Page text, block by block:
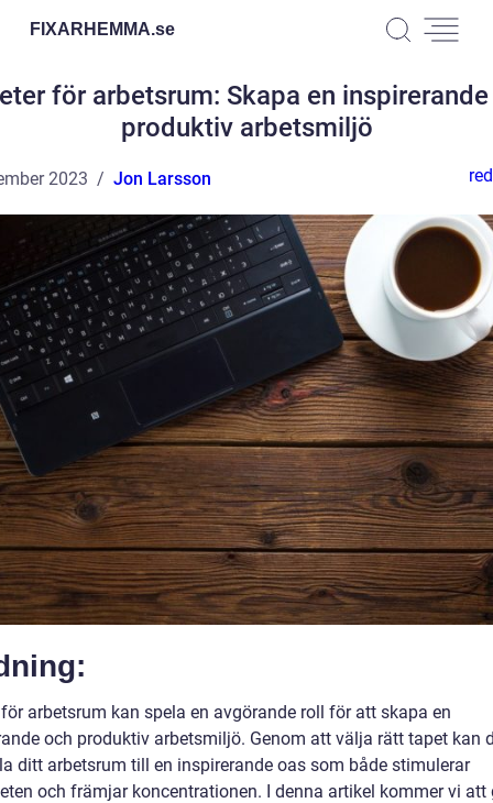
FIXARHEMMA.se
för arbetsrum: Skapa en
produktiv arbetsmiljö
2023 Jon Larsson
arbetsrum kan spela en avgörande roll för att skapa en
och produktiv arbetsmiljö. Genom att välja rätt tapet kan
ditt arbetsrum till en inspirerande oas som både stimulerar
och främjar koncentrationen. I denna artikel kommer vi att